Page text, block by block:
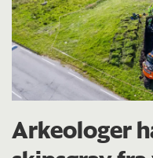
Arkeologer